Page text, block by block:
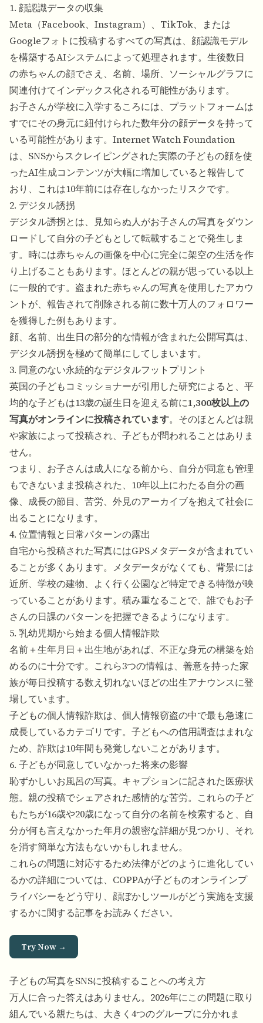
1. 顔認識データの収集
Meta（Facebook、Instagram）、TikTok、または
Googleフォトに投稿するすべての写真は、顔認識モデル
を構築するAIシステムによって処理されます。生後数日
の赤ちゃんの顔でさえ、名前、場所、ソーシャルグラフに
関連付けてインデックス化される可能性があります。
お子さんが学校に入学するころには、プラットフォームは
すでにその身元に紐付けられた数年分の顔データを持って
いる可能性があります。 Internet Watch Foundation
は、SNSからスクレイピングされた実際の子どもの顔を使
ったAI生成コンテンツが大幅に増加していると報告して
おり、これは10年前には存在しなかったリスクです。
2. デジタル誘拐
デジタル誘拐とは、見知らぬ人がお子さんの写真をダウン
ロードして自分の子どもとして転載することで発生しま
す。時には赤ちゃんの画像を中心に完全に架空の生活を作
り上げることもあります。ほとんどの親が思っている以上
に一般的です。盗まれた赤ちゃんの写真を使用したアカウ
ントが、報告されて削除される前に数十万人のフォロワー
を獲得した例もあります。
顔、名前、出生日の部分的な情報が含まれた公開写真は、
デジタル誘拐を極めて簡単にしてしまいます。
3. 同意のない永続的なデジタルフットプリント
英国の子どもコミッショナーが引用した研究によると、平
均的な子どもは13歳の誕生日を迎える前に1,300枚以上の
写真がオンラインに投稿されています。そのほとんどは親
や家族によって投稿され、子どもが問われることはありま
せん。
つまり、お子さんは成人になる前から、自分が同意も管理
もできないまま投稿された、10年以上にわたる自分の画
像、成長の節目、苦労、外見のアーカイブを抱えて社会に
出ることになります。
4. 位置情報と日常パターンの露出
自宅から投稿された写真にはGPSメタデータが含まれてい
ることが多くあります。メタデータがなくても、背景には
近所、学校の建物、よく行く公園など特定できる特徴が映
っていることがあります。積み重なることで、誰でもお子
さんの日課のパターンを把握できるようになります。
5. 乳幼児期から始まる個人情報詐欺
名前＋生年月日＋出生地があれば、不正な身元の構築を始
めるのに十分です。これら3つの情報は、善意を持った家
族が毎日投稿する数え切れないほどの出生アナウンスに登
場しています。
子どもの個人情報詐欺は、個人情報窃盗の中で最も急速に
成長しているカテゴリです。子どもへの信用調査はまれな
ため、詐欺は10年間も発覚しないことがあります。
6. 子どもが同意していなかった将来の影響
恥ずかしいお風呂の写真。キャプションに記された医療状
態。親の投稿でシェアされた感情的な苦労。これらの子ど
もたちが16歳や20歳になって自分の名前を検索すると、自
分が何も言えなかった年月の親密な詳細が見つかり、それ
を消す簡単な方法もないかもしれません。
これらの問題に対応するため法律がどのように進化してい
るかの詳細については、 COPPAが子どものオンラインプ
ライバシーをどう守り、顔ぼかしツールがどう実施を支援
するかに関する記事をお読みください。
Try Now →
子どもの写真をSNSに投稿することへの考え方
万人に合った答えはありません。2026年にこの問題に取り
組んでいる親たちは、大きく4つのグループに分かれま